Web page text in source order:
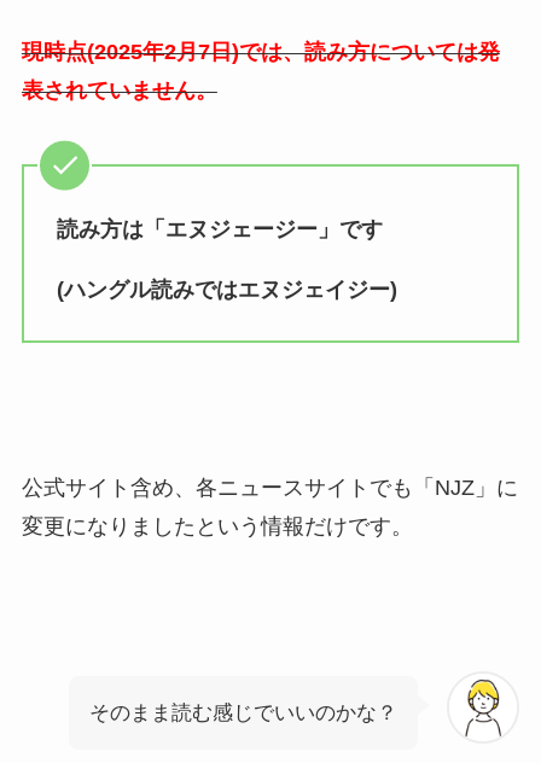
現時点(2025年2月7日)では、読み方については発
表されていません。
読み方は「エヌジェージー」です
(ハングル読みではエヌジェイジー)
公式サイト含め、各ニュースサイトでも「NJZ」に
変更になりましたという情報だけです。
そのまま読む感じでいいのかな？